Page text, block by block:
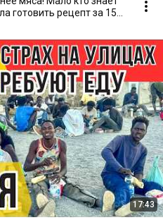
готовить рецепт за 15
17:43